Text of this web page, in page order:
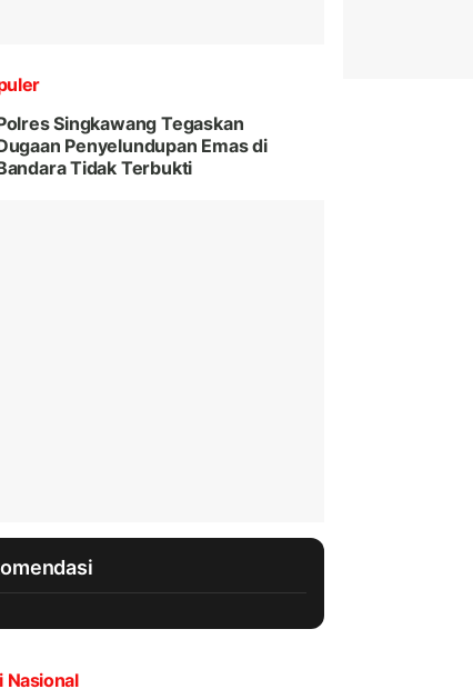
Singkawang Tegaskan
Penyelundupan Emas di
Tidak Terbukti
Nasional